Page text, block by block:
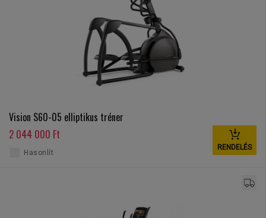
Vision S60-05 elliptikus tréner
2 044 000 Ft
RENDELÉS
Hasonlít